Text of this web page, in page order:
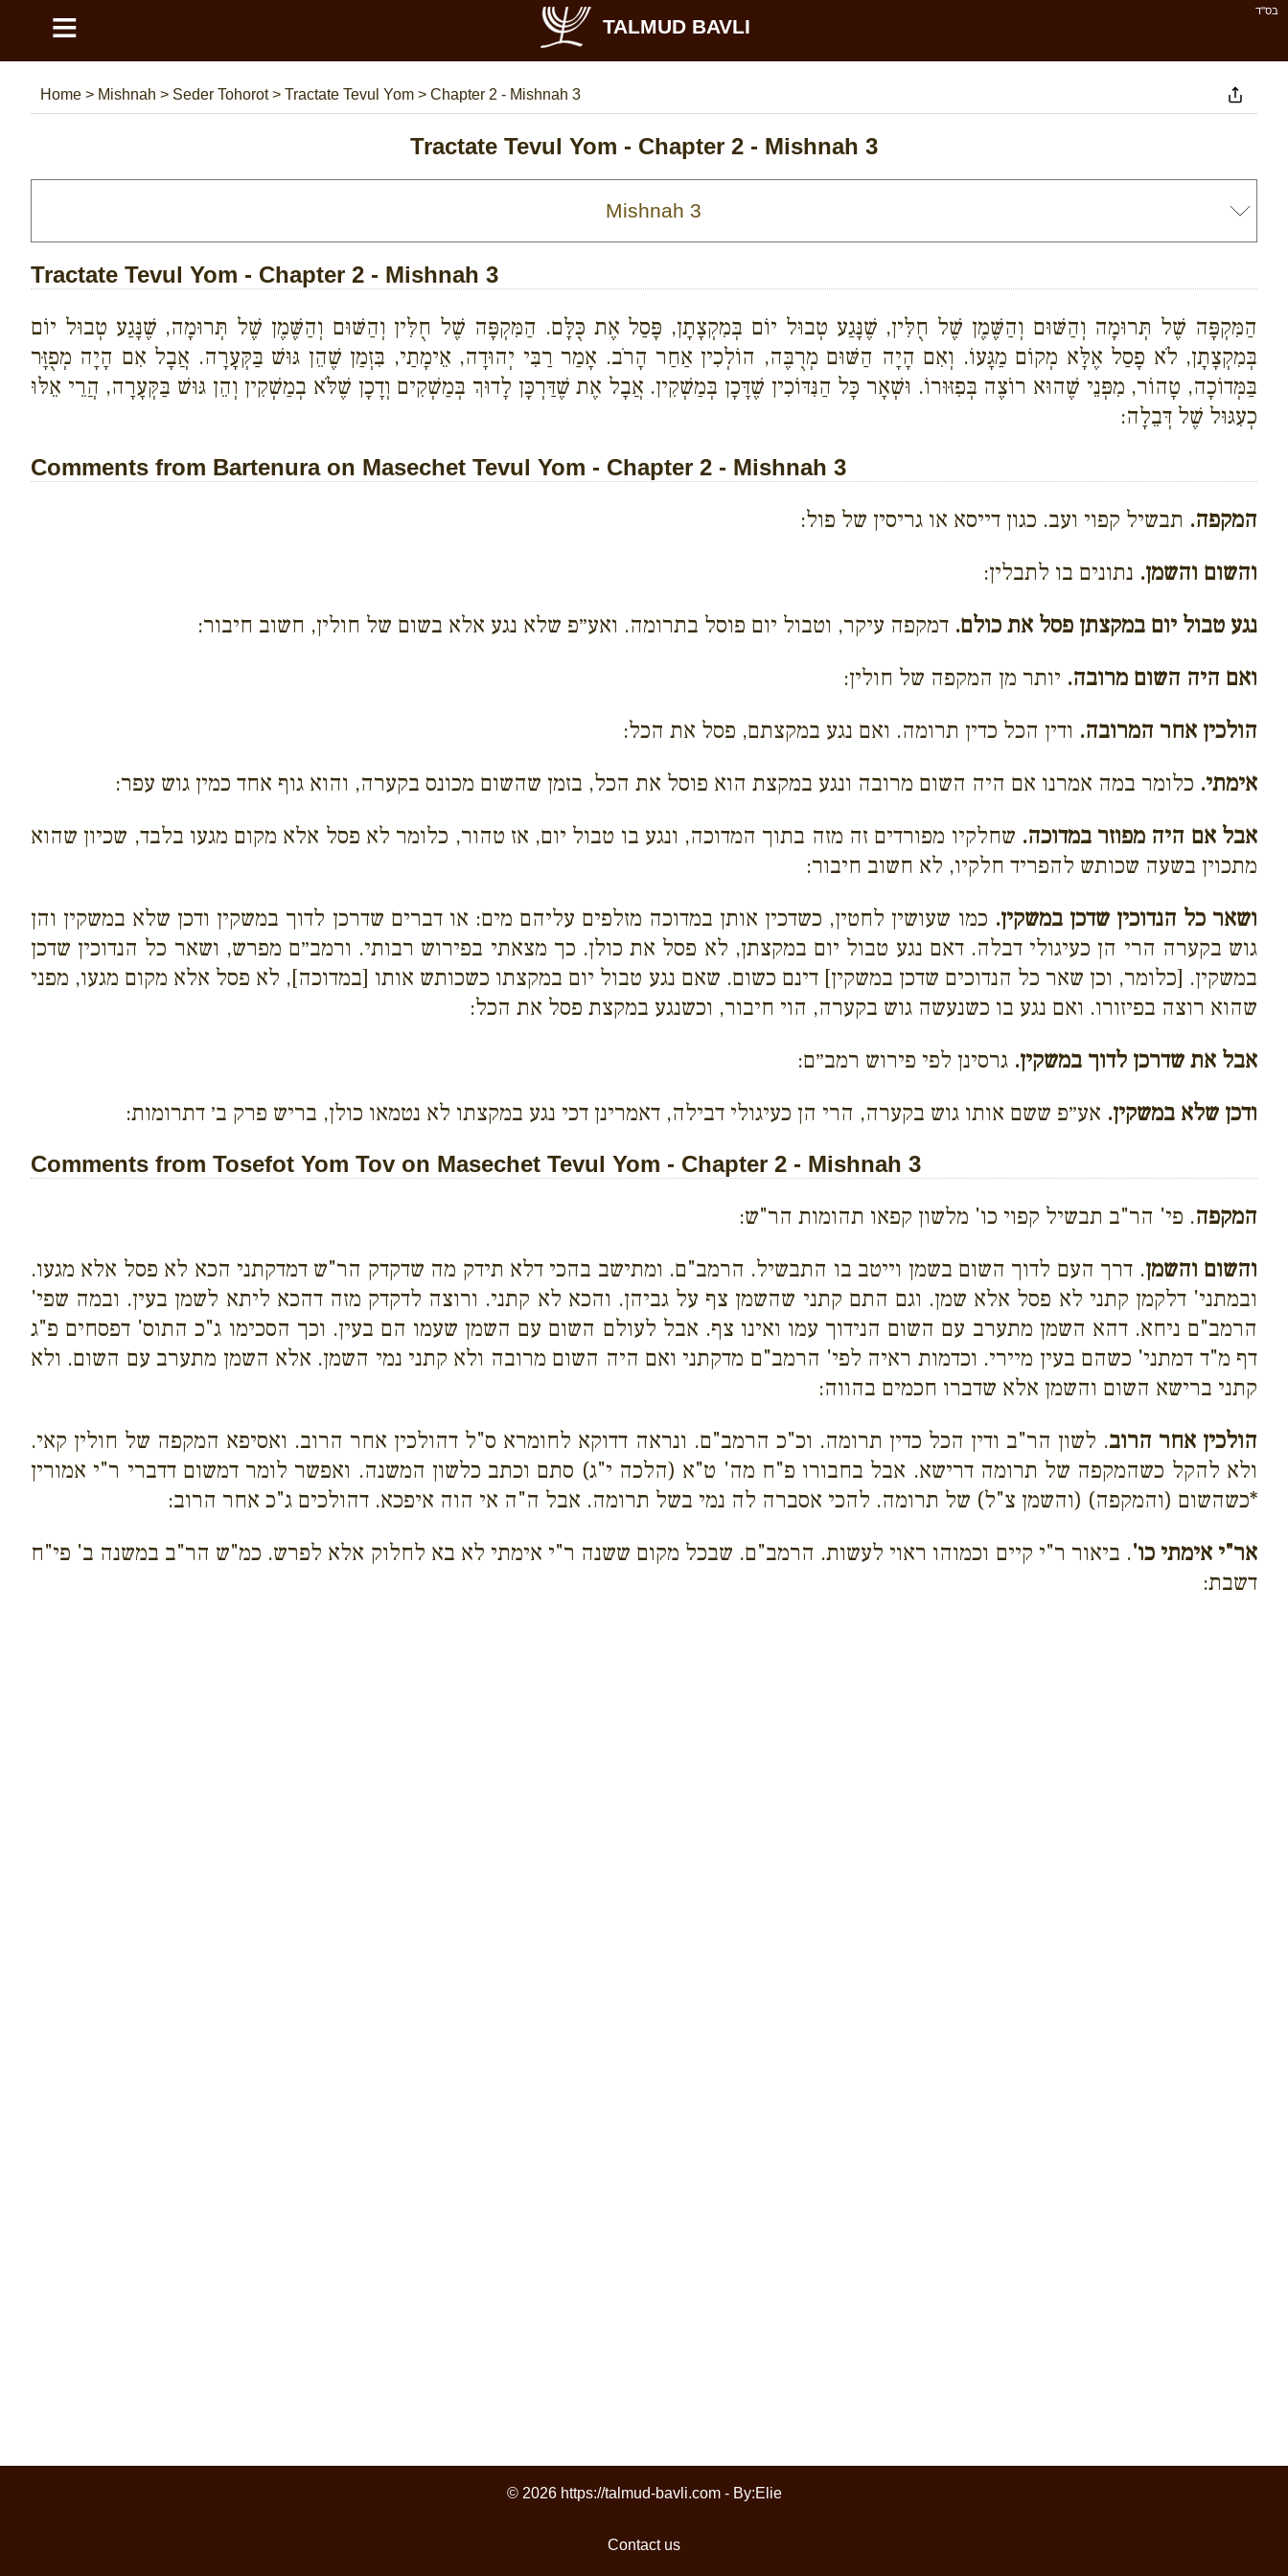
בס''ד ≡ TALMUD BAVLI
Home > Mishnah > Seder Tohorot> Tractate Tevul Yom > Chapter 2 - Mishnah 3
Tractate Tevul Yom - Chapter 2 - Mishnah 3
Tractate Tevul Yom - Chapter 2 - Mishnah 3
הַמִּקְפָּה שֶׁל תְּרוּמָה וְהַשּׁוּם וְהַשֶּׁמֶן שֶׁל חֻלִּין, שֶׁנָּגַע טְבוּל יוֹם בְּמִקְצָתָן, פָּסַל אֶת כֻּלָּם. הַמִּקְפָּה שֶׁל חֻלִּין וְהַשּׁוּם וְהַשֶּׁמֶן שֶׁל תְּרוּמָה, שֶׁנָּגַע טְבוּל יוֹם
בְּמִקְצָתָן, לֹא פָסַל אֶלָּא מְקוֹם מַגָּעוֹ. וְאִם הָיָה הַשּׁוּם מְרֻבֶּה, הוֹלְכִין אַחַר הָרֹב. אָמַר רַבִּי יְהוּדָה, אֵימָתַי, בִּזְמַן שֶׁהֵן גּוּשׁ בַּקְּעָרָה. אֲבָל אִם הָיָה מְפֻזָּר
בַּמְּדוֹכָה, טָהוֹר, מִפְּנֵי שֶׁהוּא רוֹצֶה בְּפִזּוּרוֹ. וּשְׁאָר כָּל הַנִּדּוֹכִין שֶׁדָּכָן בְּמַשְׁקִין. אֲבָל אֶת שֶׁדַּרְכָּן לָדוּךְ בְּמַשְׁקִים וְדָכָן שֶׁלֹּא בְמַשְׁקִין וְהֵן גּוּשׁ בַּקְּעָרָה, הֲרֵי אֵלּוּ
כְעִגּוּל שֶׁל דְּבֵלָה:
Comments from Bartenura on Masechet Tevul Yom - Chapter 2 - Mishnah 3
המקפה. תבשיל קפוי ועב. כגון דייסא או גריסין של פול:
והשום והשמן. נתונים בו לתבלין:
נגע טבול יום במקצתן פסל את כולם. דמקפה עיקר, וטבול יום פוסל בתרומה. ואע״פ שלא נגע אלא בשום של חולין, חשוב חיבור:
ואם היה השום מרובה. יותר מן המקפה של חולין:
הולכין אחר המרובה. ודין הכל כדין תרומה. ואם נגע במקצתם, פסל את הכל:
אימתי. כלומר במה אמרנו אם היה השום מרובה ונגע במקצת הוא פוסל את הכל, בזמן שהשום מכונס בקערה, והוא גוף אחד כמין גוש עפר:
אבל אם היה מפוזר במדוכה. שחלקיו מפורדים זה מזה בתוך המדוכה, ונגע בו טבול יום, אז טהור, כלומר לא פסל אלא מקום מגעו בלבד, שכיון שהוא
מתכוין בשעה שכותש להפריד חלקיו, לא חשוב חיבור:
ושאר כל הנדוכין שדכן במשקין. כמו שעושין לחטין, כשדכין אותן במדוכה מזלפים עליהם מים: או דברים שדרכן לדוך במשקין ודכן שלא במשקין והן
גוש בקערה הרי הן כעיגולי דבלה. דאם נגע טבול יום במקצתן, לא פסל את כולן. כך מצאתי בפירוש רבותי. ורמב״ם מפרש, ושאר כל הנדוכין שדכן
במשקין. [כלומר, וכן שאר כל הנדוכים שדכן במשקין] דינם כשום. שאם נגע טבול יום במקצתו כשכותש אותו [במדוכה], לא פסל אלא מקום מגעו, מפני
שהוא רוצה בפיזורו. ואם נגע בו כשנעשה גוש בקערה, הוי חיבור, וכשנגע במקצת פסל את הכל:
אבל את שדרכן לדוך במשקין. גרסינן לפי פירוש רמב״ם:
ודכן שלא במשקין. אע״פ ששם אותו גוש בקערה, הרי הן כעיגולי דבילה, דאמרינן דכי נגע במקצתו לא נטמאו כולן, בריש פרק ב׳ דתרומות:
Comments from Tosefot Yom Tov on Masechet Tevul Yom - Chapter 2 - Mishnah 3
המקפה. פי' הר"ב תבשיל קפוי כו' מלשון קפאו תהומות הר"ש:
והשום והשמן. דרך העם לדוך השום בשמן וייטב בו התבשיל. הרמב"ם. ומתישב בהכי דלא תידק מה שדקדק הר"ש דמדקתני הכא לא פסל אלא מגעו.
ובמתני' דלקמן קתני לא פסל אלא שמן. וגם התם קתני שהשמן צף על גביהן. והכא לא קתני. ורוצה לדקדק מזה דהכא ליתא לשמן בעין. ובמה שפי'
הרמב"ם ניחא. דהא השמן מתערב עם השום הנידוך עמו ואינו צף. אבל לעולם השום עם השמן שעמו הם בעין. וכך הסכימו ג"כ התוס' דפסחים פ"ג
דף מ"ד דמתני' כשהם בעין מיירי. וכדמות ראיה לפי' הרמב"ם מדקתני ואם היה השום מרובה ולא קתני נמי השמן. אלא השמן מתערב עם השום. ולא
קתני ברישא השום והשמן אלא שדברו חכמים בהווה:
הולכין אחר הרוב. לשון הר"ב ודין הכל כדין תרומה. וכ"כ הרמב"ם. ונראה דדוקא לחומרא ס"ל דהולכין אחר הרוב. ואסיפא המקפה של חולין קאי.
ולא להקל כשהמקפה של תרומה דרישא. אבל בחבורו פ"ח מה' ט"א (הלכה י"ג) סתם וכתב כלשון המשנה. ואפשר לומר דמשום דדברי ר"י אמורין
*כשהשום (והמקפה) (והשמן צ"ל) של תרומה. להכי אסברה לה נמי בשל תרומה. אבל ה"ה אי הוה איפכא. דהולכים ג"כ אחר הרוב:
אר"י אימתי כו'. ביאור ר"י קיים וכמוהו ראוי לעשות. הרמב"ם. שבכל מקום ששנה ר"י אימתי לא בא לחלוק אלא לפרש. כמ"ש הר"ב במשנה ב' פי"ח
דשבת:
© 2026 https://talmud-bavli.com - By:Elie
Contact us